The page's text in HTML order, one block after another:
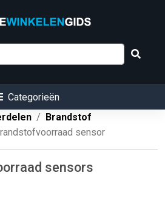
Categorieën
Brandstof
sensor
sensors